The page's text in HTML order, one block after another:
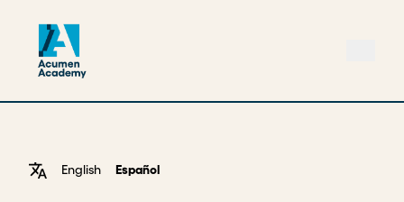
English Español